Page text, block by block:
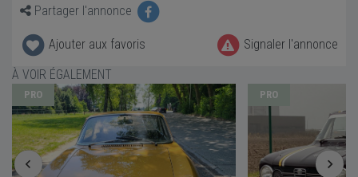
Partager l'annonce
Ajouter aux favoris
Signaler l'annonce
À VOIR ÉGALEMENT
PRO PRO